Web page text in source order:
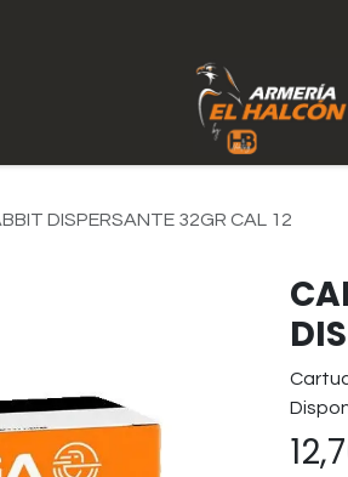
DISPERSANTE 32GR CAL 12